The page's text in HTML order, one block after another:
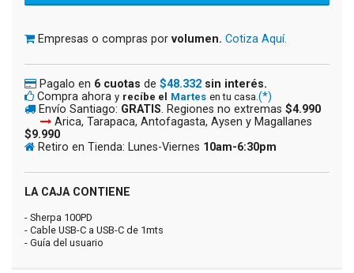
Empresas o compras por volumen. Cotiza Aquí.
Pagalo en 6 cuotas de $48.332 sin interés.
Compra ahora y recíbe el Martes en tu casa.(*)
Envío Santiago: GRATIS. Regiones no extremas $4.990
Arica, Tarapaca, Antofagasta, Aysen y Magallanes
$9.990
Retiro en Tienda: Lunes-Viernes 10am-6:30pm
LA CAJA CONTIENE
- Sherpa 100PD
- Cable USB-C a USB-C de 1mts
- Guía del usuario